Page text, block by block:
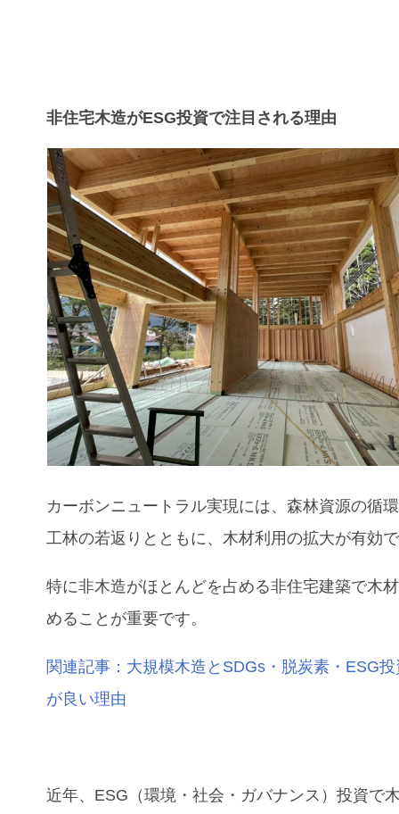
非住宅木造がESG投資で注目される理由
カーボンニュートラル実現には、森林資源の循
工林の若返りとともに、木材利用の拡大が有効
特に非木造がほとんどを占める非住宅建築で木
めることが重要です。
関連記事：大規模木造とSDGs・脱炭素・ESG
が良い理由
近年、ESG（環境・社会・ガバナンス）投資で